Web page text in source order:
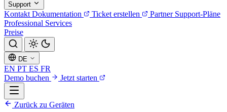
Support
Kontakt Dokumentation Ticket erstellen Partner Support-Pläne
Professional Services
Preise
DE
EN PT ES FR
Demo buchen
Jetzt starten
Zurück zu Geräten